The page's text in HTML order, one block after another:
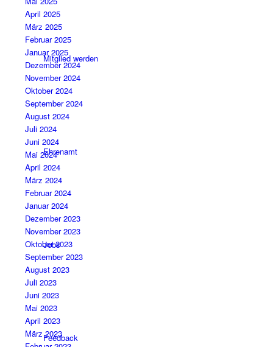
Mitglied werden
Ehrenamt
Jobs
Feedback
April 2025
März 2025
Februar 2025
Januar 2025
Dezember 2024
November 2024
Oktober 2024
September 2024
August 2024
Juli 2024
Juni 2024
Mai 2024
April 2024
März 2024
Februar 2024
Januar 2024
Dezember 2023
November 2023
Oktober 2023
September 2023
August 2023
Juli 2023
Juni 2023
Mai 2023
April 2023
März 2023